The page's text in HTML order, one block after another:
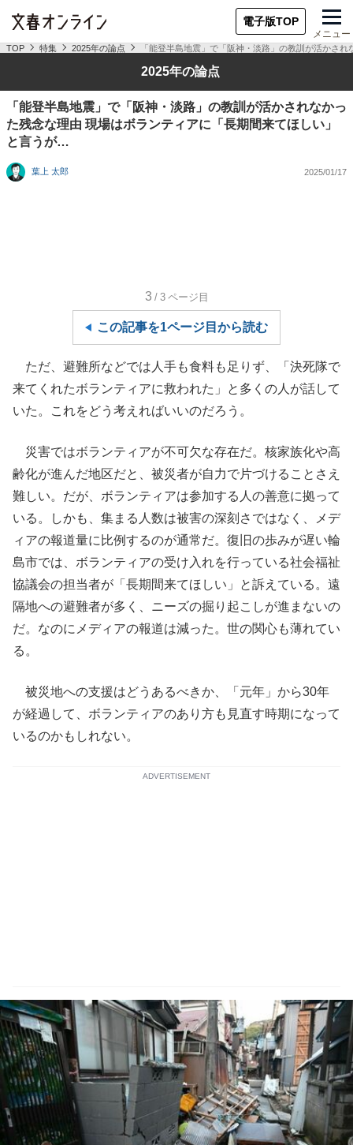
電子版TOP
メニュー
TOP 特集 2025年の論点 「能登半島地震」で「阪神・淡路」の教訓が活かさ
2025年の論点
「能登半島地震」で「阪神・淡路」の教訓が活かされなかっ
た残念な理由 現場はボランティアに「長期間来てほしい」
と言うが…
葉上 太郎 2025/01/17
3 /3 ページ目
この記事を1ページ目から読む
ただ、避難所などでは人手も食料も足りず、「決死隊で
来てくれたボランティアに救われた」と多くの人が話して
いた。これをどう考えればいいのだろう。
災害ではボランティアが不可欠な存在だ。核家族化や高
齢化が進んだ地区だと、被災者が自力で片づけることさえ
難しい。だが、ボランティアは参加する人の善意に拠って
いる。しかも、集まる人数は被害の深刻さではなく、メデ
ィアの報道量に比例するのが通常だ。復旧の歩みが遅い輪
島市では、ボランティアの受け入れを行っている社会福祉
協議会の担当者が「長期間来てほしい」と訴えている。遠
隔地への避難者が多く、ニーズの掘り起こしが進まないの
だ。なのにメディアの報道は減った。世の関心も薄れてい
る。
被災地への支援はどうあるべきか、「元年」から30年
が経過して、ボランティアのあり方も見直す時期になって
いるのかもしれない。
ADVERTISEMENT